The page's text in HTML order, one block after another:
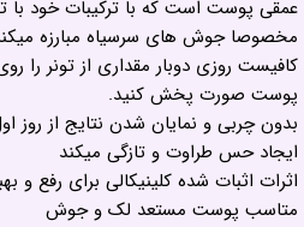
عمقی پوست است که با ترکیبات خود با
مخصوصا جوش های سرسیاه مبارزه
کافیست روزی دوبار مقداری از تونر را
پوست صورت پخش کنید.
بدون چربی و نمایان شدن نتایج از روز
ایجاد حس طراوت و تازگی میکند
اثرات اثبات شده کلینیکالی برای رفع
متاسب پوست مستعد لک و جوش